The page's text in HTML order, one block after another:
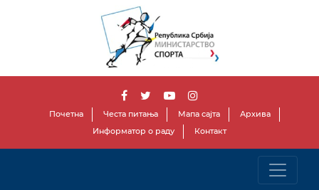
Почетна Честа питања Мапа сајта
Архива
Информатор о раду
Контакт